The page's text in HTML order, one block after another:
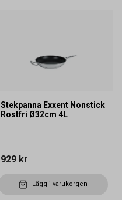
Stekpanna Exxent Nonstick
Rostfri Ø32cm 4L
929 kr
Lägg i varukorgen